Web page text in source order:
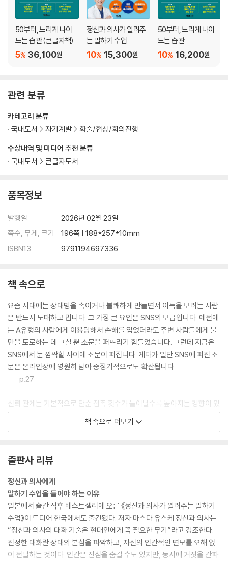
30 문제 대부분 정답이 존재한다
31 목표를 앞두고 일부러 대화를 중단한다
32 소크라테스의 방법론으로 상대방에게 깨우침을 준다
column 상대방을 몰아붙이지 않고 깨달음을 불러일으키려면?
50부터, 느리게 나이
드는 습관 (큰글자책)
36,100원
5%
정신과 의사가 알려주
는 말하기 수업
15,300원
10%
50부터, 느리게 나이
드는 습관
16,200원
10%
관련 분류
수상내역 및 미디어 추천 분류
국내도서
큰글자도서
카테고리 분류
국내도서
자기계발 화술/협상/회의진행
품목정보
발행일
2026년 02월 23일
쪽수, 무게, 크기
196쪽 | 188*257*10mm
ISBN13
9791194697336
책 속으로
요즘 시대에는 상대방을 속이거나 불쾌하게 만들면서 이득을 보려는 사람
은 반드시 도태하고 맙니다. 그 가장 큰 요인은 SNS의 보급입니다. 예전에
는 A유형의 사람에게 이용당해서 손해를 입었더라도 주변 사람들에게 불
만을 토로하는 데 그칠 뿐 소문을 퍼뜨리기 힘들었습니다. 그런데 지금은
SNS에서 눈 깜짝할 사이에 소문이 퍼집니다. 게다가 일단 SNS에 퍼진 소
문은 온라인상에 영원히 남아 중장기적으로도 확산됩니다.
--- p.27
신뢰 관계는 기본적으로 단순 접촉 횟수가 늘어날수록 높아지는 경향이 있
습니다(단순 노출 효과). 그리고 이 접촉 횟수에는 유튜브, 눈, 이메일 등으
로 소통하는 ‘가상 대화’도 포함됩니다. 의원에 처음 방문하는 환자들은 대
오는 것입니다.
--- p.50~51
인간도 결국 동물이기 때문에 여러 가지 주변 환경에 영향을 받습니다. 장
소가 가지고 있는 분위기나 시각 정보에도 당연히 커다란 영향을 받을 수
밖에 없습니다. 앞에서 설명했듯이 대화의 목표를 먼저 명확히 정하는 것
이 우선이며, 그 목표에 따라 장소를 정하면 됩니다.
--- p.69
책 속으로 더보기
출판사 리뷰
정신과 의사에게
말하기 수업을 들어야 하는 이유
일본에서 출간 직후 베스트셀러에 오른 《정신과 의사가 알려주는 말하기
수업》이 드디어 한국에서도 출간됐다. 저자 마스다 유스케 정신과 의사는
“정신과 의사의 대화 기술은 현대인에게 꼭 필요한 무기”라고 강조한다.
진정한 대화란 상대의 본심을 파악하고, 자신의 인간적인 면모를 오해 없
이 전달하는 것이다. 인간은 진심을 숨길 수도 있지만, 동시에 거짓을 간파